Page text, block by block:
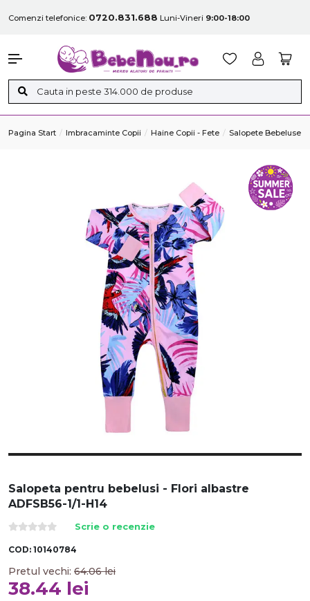
Comenzi telefonice: 0720.831.688 Luni-Vineri 9:00-18:00
Pagina Start Imbracaminte Copii Haine Copii - Fete Salopete Bebeluse
Salopeta pentru bebelusi - Flori albastre
ADFSB56-1/1-H14
Scrie o recenzie
COD: 10140784
Pretul vechi: 64.06 lei
38.44 lei